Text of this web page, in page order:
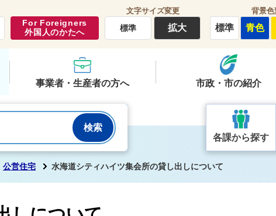
ームページくらし・行政
For Foreigners
外国人のかたへ
文字サイズ変更
標準 拡大
背景色
標準 青色
事業者・生産者の方へ 市政・市の紹介
各課から探す
公営住宅 水海道シティハイツ集会所の貸し出しについて